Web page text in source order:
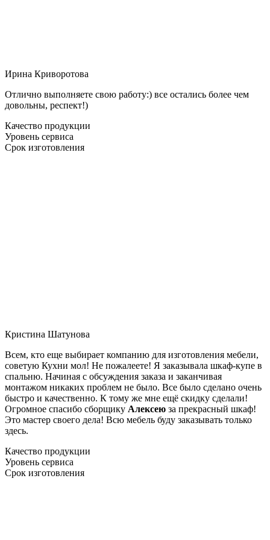
Ирина Криворотова
Отлично выполняете свою работу:) все остались более чем
довольны, респект!)
Качество продукции
Уровень сервиса
Срок изготовления
Кристина Шатунова
Всем, кто еще выбирает компанию для изготовления мебели,
советую Кухни мол! Не пожалеете! Я заказывала шкаф-купе в
спальню. Начиная с обсуждения заказа и заканчивая
монтажом никаких проблем не было. Все было сделано очень
быстро и качественно. К тому же мне ещё скидку сделали!
Огромное спасибо сборщику Алексею за прекрасный шкаф!
Это мастер своего дела! Всю мебель буду заказывать только
здесь.
Качество продукции
Уровень сервиса
Срок изготовления